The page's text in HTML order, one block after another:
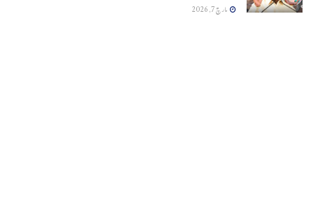
مارچ 7, 2026